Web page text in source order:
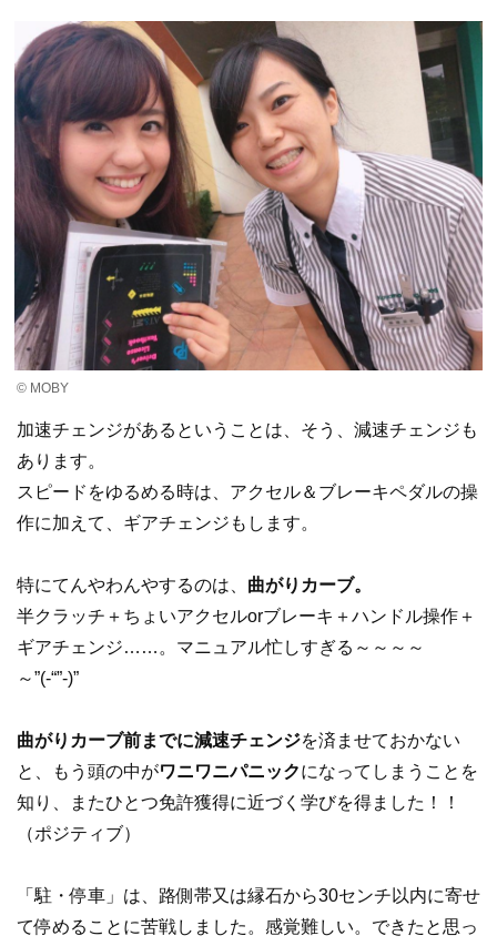
© MOBY
加速チェンジがあるということは、そう、減速チェンジも
あります。
スピードをゆるめる時は、アクセル＆ブレーキペダルの操
作に加えて、ギアチェンジもします。
特にてんやわんやするのは、 曲がりカーブ。
半クラッチ＋ちょいアクセルorブレーキ＋ハンドル操作＋
ギアチェンジ……。マニュアル忙しすぎる～～～～
～”(-“”-)”
曲がりカーブ前までに減速チェンジを済ませておかない
と、もう頭の中がワニワニパニックになってしまうことを
知り、またひとつ免許獲得に近づく学びを得ました！！
（ポジティブ）
「駐・停車」は、路側帯又は縁石から30センチ以内に寄せ
て停めることに苦戦しました。感覚難しい。できたと思っ